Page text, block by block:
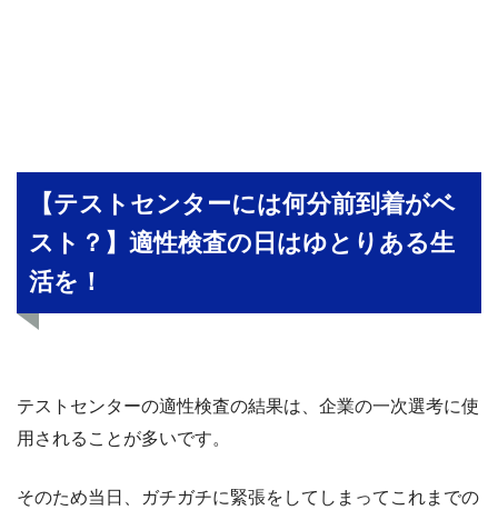
【テストセンターには何分前到着がベ
スト？】適性検査の日はゆとりある生
活を！
テストセンターの適性検査の結果は、企業の一次選考に使
用されることが多いです。
そのため当日、ガチガチに緊張をしてしまってこれまでの